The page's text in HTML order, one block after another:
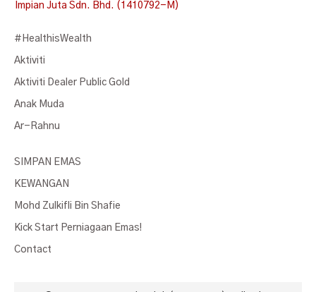
Impian Juta Sdn. Bhd. (1410792-M)
#HealthisWealth
Aktiviti
Aktiviti Dealer Public Gold
Anak Muda
Ar-Rahnu
SIMPAN EMAS
KEWANGAN
Mohd Zulkifli Bin Shafie
Kick Start Perniagaan Emas!
Contact